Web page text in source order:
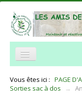
NOS ACTIVITÉS
Vous êtes ici : PAGE
Sorties sac à dos
→